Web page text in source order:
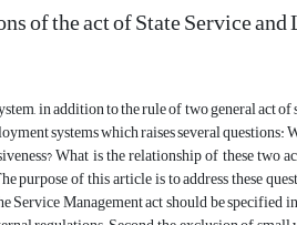
of the act of State Service
in addition to the rule of two general act
systems which raises several questions:
What is the relationship of these two
purpose of this article is to address these
Service Management act should be